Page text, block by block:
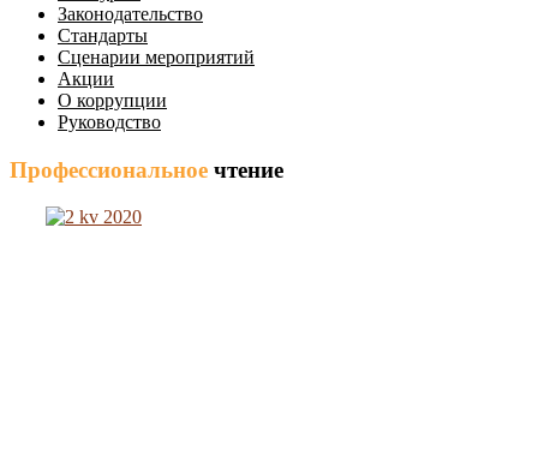
Законодательство
Стандарты
Сценарии мероприятий
Акции
О коррупции
Руководство
Профессиональное чтение